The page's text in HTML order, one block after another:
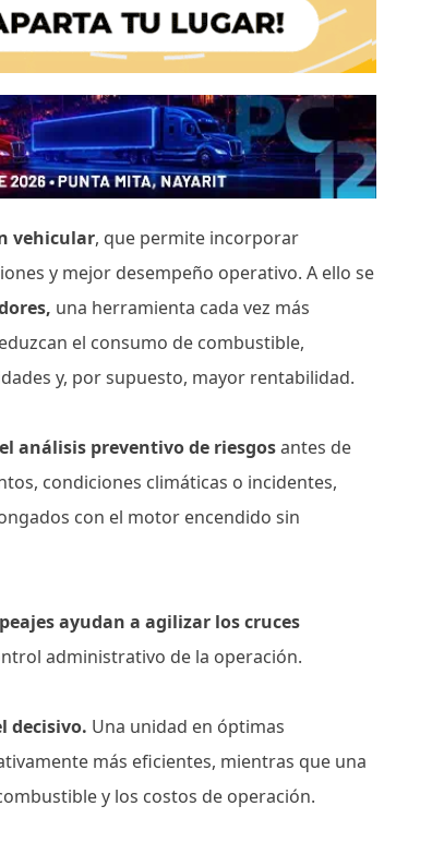
vehicular, que permite incorporar
y mejor desempeño operativo. A ello se
una herramienta cada vez más
el consumo de combustible,
y, por supuesto, mayor rentabilidad.
análisis preventivo de riesgosantes de
condiciones climáticas o incidentes,
con el motor encendido sin
ayudan a agilizar los cruces
administrativo de la operación.
decisivo. Una unidad en óptimas
más eficientes, mientras que una
y los costos de operación.